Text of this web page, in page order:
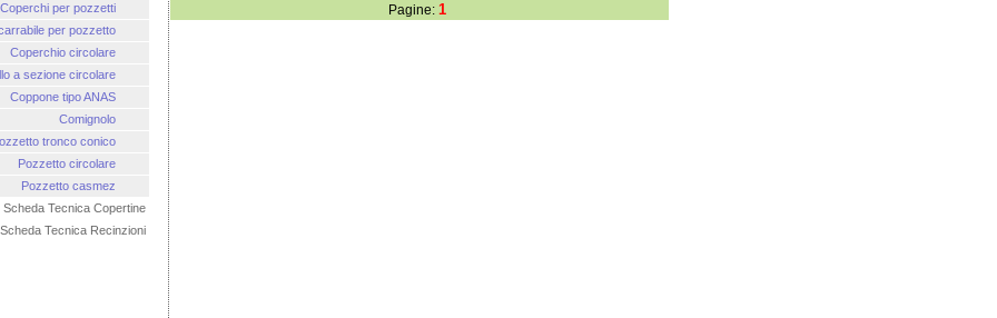
Coperchi per pozzetti
per pozzetto
Coperchio circolare
a sezione circolare
Coppone tipo ANAS
Comignolo
tronco conico
Pozzetto circolare
Pozzetto casmez
Scheda Tecnica Copertine
Scheda Tecnica Recinzioni
Pagine: 1